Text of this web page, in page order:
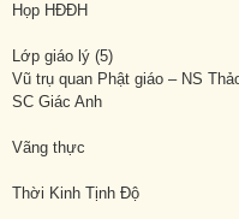
Họp HĐĐH
Lớp giáo lý (5)
Vũ trụ quan Phật giáo – NS
SC Giác Anh
Vãng thực
Thời Kinh Tịnh Độ